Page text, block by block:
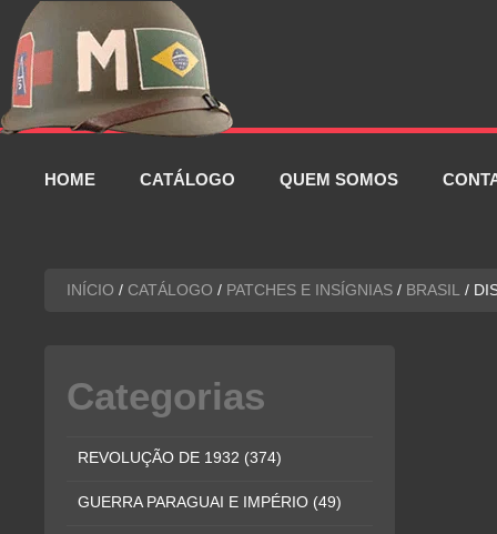
Pular
para
conteúdo
HOME CATÁLOGO QUEM SOMOS
INÍCIO / CATÁLOGO / PATCHES E INSÍGNIAS / BRASIL /
Categorias
REVOLUÇÃO DE 1932 (374)
GUERRA PARAGUAI E IMPÉRIO (49)